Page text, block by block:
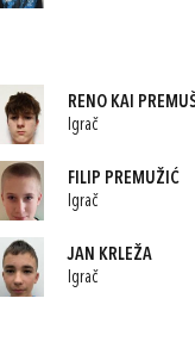
RENO KAI
Igrač
FILIP PREMUŽIĆ
Igrač
JAN KRLEŽA
Igrač